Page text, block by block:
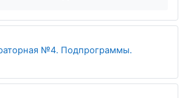
№4. Подпрограммы.